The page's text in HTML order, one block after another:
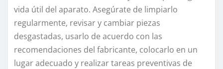
vida útil del aparato. Asegúrate de limpiarlo
regularmente, revisar y cambiar piezas
desgastadas, usarlo de acuerdo con las
recomendaciones del fabricante, colocarlo en un
lugar adecuado y realizar tareas preventivas de